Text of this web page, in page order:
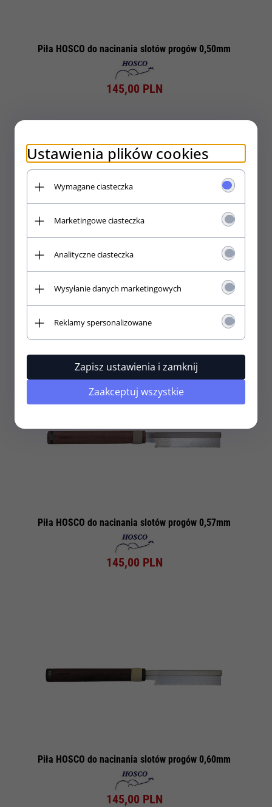
Piła HOSCO do nacinania slotów progów 0,50mm
145,00 PLN
Piła HOSCO do nacinania slotów progów 0,53mm
145,00 PLN
Piła HOSCO do nacinania slotów progów 0,57mm
145,00 PLN
Piła HOSCO do nacinania slotów progów 0,60mm
145,00 PLN
Ustawienia plików cookies
Wymagane ciasteczka
Marketingowe ciasteczka
Analityczne ciasteczka
Wysyłanie danych marketingowych
Reklamy spersonalizowane
Zapisz ustawienia i zamknij
Zaakceptuj wszystkie